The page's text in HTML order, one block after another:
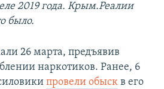
2019 года. Крым.Реалии
было.
26 марта, предъявив
наркотиков. Ранее, 6
провели обыск в его